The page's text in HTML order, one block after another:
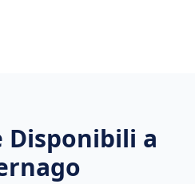
Disponibili a